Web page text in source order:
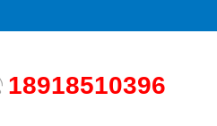
18918510396